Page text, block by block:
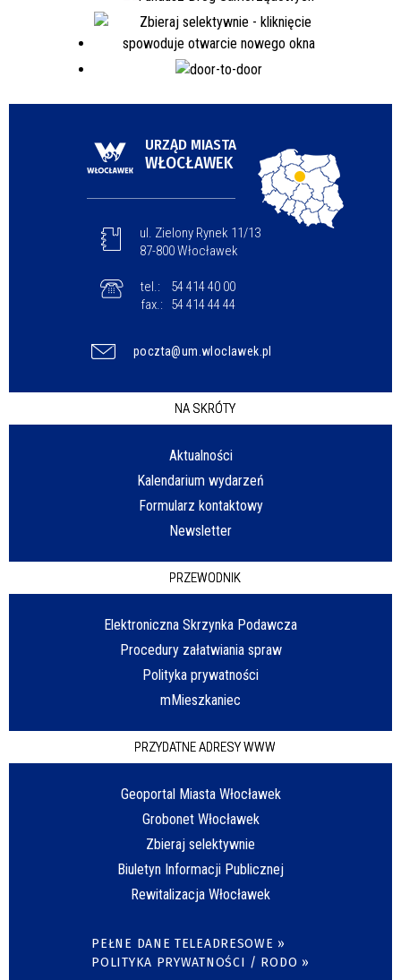
URZĄD MIASTA
WŁOCŁAWEK
ul. Zielony Rynek 11/13
87-800 Włocławek
tel.:
54 414 40 00
fax.:
54 414 44 44
poczta@um.wloclawek.pl
NA SKRÓTY
Aktualności
Kalendarium wydarzeń
Formularz kontaktowy
Newsletter
PRZEWODNIK
Elektroniczna Skrzynka Podawcza
Procedury załatwiania spraw
Polityka prywatności
mMieszkaniec
PRZYDATNE ADRESY WWW
Geoportal Miasta Włocławek
Grobonet Włocławek
Zbieraj selektywnie
Biuletyn Informacji Publicznej
Rewitalizacja Włocławek
PEŁNE DANE TELEADRESOWE »
POLITYKA PRYWATNOŚCI / RODO »